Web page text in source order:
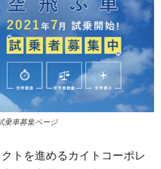
乗車募集ページ
トを進めるカイトコーポレ